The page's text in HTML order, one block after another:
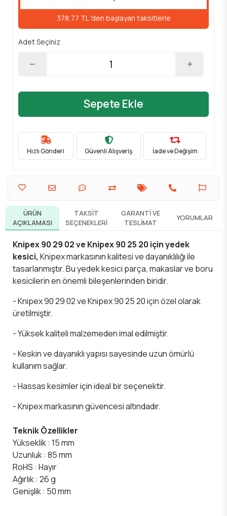
378,77 TL 'den başlayan taksitlerle
Adet Seçiniz
Sepete Ekle
Hızlı Gönderi Güvenli Alışveriş İade ve Değişim
ÜRÜN
AÇIKLAMASI
TAKSIT
SEÇENEKLERI
GARANTI VE
TESLIMAT
YORUMLAR
Knipex 90 29 02 ve Knipex 90 25 20 için yedek
kesici, Knipex markasının kalitesi ve dayanıklılığı ile
tasarlanmıştır. Bu yedek kesici parça, makaslar ve boru
kesicilerin en önemli bileşenlerinden biridir.
- Knipex 90 29 02 ve Knipex 90 25 20 için özel olarak
üretilmiştir.
- Yüksek kaliteli malzemeden imal edilmiştir.
- Keskin ve dayanıklı yapısı sayesinde uzun ömürlü
kullanım sağlar.
- Hassas kesimler için ideal bir seçenektir.
- Knipex markasının güvencesi altındadır.
Teknik Özellikler
Yükseklik : 15 mm
Uzunluk : 85 mm
RoHS : Hayır
Ağırlık : 26 g
Genişlik : 50 mm